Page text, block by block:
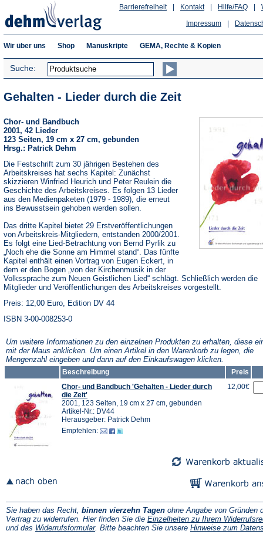
Hilfe/FAQ
Kontakt
Barrierefreiheit
Impressum
Wir über uns Shop Manuskripte GEMA, Rechte & Kopien
Suche:
Gehalten - Lieder durch die Zeit
Chor- und Bandbuch
2001, 42 Lieder
123 Seiten, 19 cm x 27 cm, gebunden
Hrsg.: Patrick Dehm
Die Festschrift zum 30 jährigen Bestehen des
Arbeitskreises hat sechs Kapitel: Zunächst
skizzieren Winfried Heurich und Peter Reulein die
Geschichte des Arbeitskreises. Es folgen 13 Lieder
aus den Medienpaketen (1979 - 1989), die erneut
ins Bewusstsein gehoben werden sollen.
Das dritte Kapitel bietet 29 Erstveröffentlichungen
von Arbeitskreis-Mitgliedern, entstanden 2000/2001.
Es folgt eine Lied-Betrachtung von Bernd Pyrlik zu
„Noch ehe die Sonne am Himmel stand“. Das fünfte
Kapitel enthält einen Vortrag von Eugen Eckert, in
dem er den Bogen „von der Kirchenmusik in der
Volkssprache zum Neuen Geistlichen Lied“ schlägt. Schließlich werden die
Mitglieder und Veröffentlichungen des Arbeitskreises vorgestellt.
Preis: 12,00 Euro, Edition DV 44
ISBN 3-00-008253-0
Um weitere Informationen zu den einzelnen Produkten zu erhalten, diese
mit der Maus anklicken. Um einen Artikel in den Warenkorb zu legen, die
Mengenzahl eingeben und dann auf den Einkaufswagen klicken.
Beschreibung
Preis
Chor- und Bandbuch 'Gehalten - Lieder durch
die Zeit'
2001, 123 Seiten, 19 cm x 27 cm, gebunden
Artikel-Nr.: DV44
Herausgeber: Patrick Dehm
Empfehlen:
12,00€
Sie haben das Recht, binnen vierzehn Tagen ohne Angabe von Gründen
Vertrag zu widerrufen. Hier finden Sie die Einzelheiten zu Ihrem
und das Widerrufsformular(Öffnet
. Bitte beachten Sie unsere Hinweise zum